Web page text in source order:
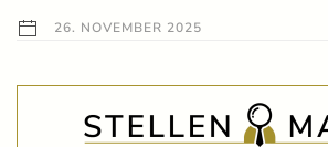
26. NOVEMBER 2025